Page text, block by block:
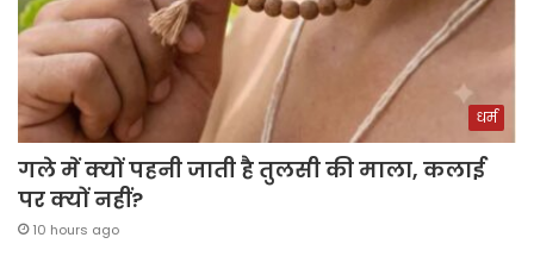
धर्म
गले में क्यों पहनी जाती है तुलसी की माला, कलाई
पर क्यों नहीं?
10 hours ago